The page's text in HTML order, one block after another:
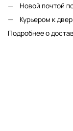
Новой почтой
Курьером к
Подробнее о